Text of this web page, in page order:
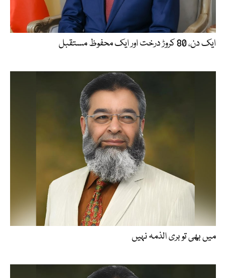
ایک دن، 80 کروڑ درخت اور ایک محفوظ مستقبل
میں بھی تو بری الذمہ نہیں